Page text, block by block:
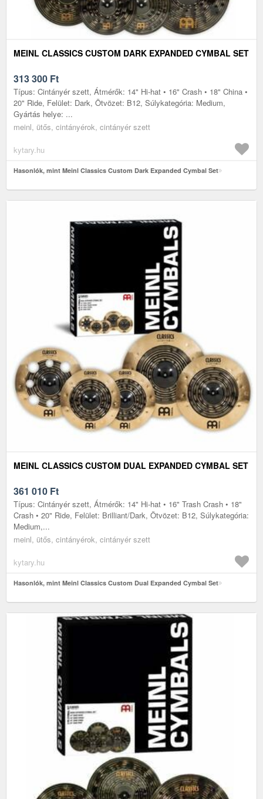
MEINL CLASSICS CUSTOM DARK EXPANDED CYMBAL SET
313 300 Ft
Típus: Cintányér szett, Átmérők: 14" Hi-hat • 16" Crash • 18" China •
20" Ride, Felület: Dark, Ötvözet: B12, Súlykategória: Medium,
Gyártás helye: ...
meinl, ütős, cintányérok, cintányér szett
kytary.hu
Hasonlók, mint Meinl Classics Custom Dark Expanded Cymbal Set
MEINL CLASSICS CUSTOM DUAL EXPANDED CYMBAL SET
361 010 Ft
Típus: Cintányér szett, Átmérők: 14" Hi-hat • 16" Trash Crash • 18"
Crash • 20" Ride, Felület: Brilliant/Dark, Ötvözet: B12, Súlykategória:
Medium,...
meinl, ütős, cintányérok, cintányér szett
kytary.hu
Hasonlók, mint Meinl Classics Custom Dual Expanded Cymbal Set